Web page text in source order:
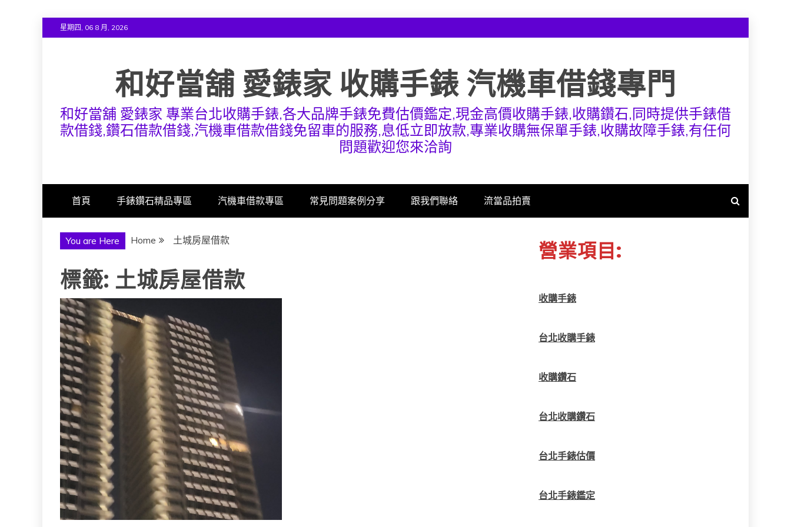
to
星期四, 06 8 月, 2026
和好當舖 愛錶家 收購手錶 汽機車借錢專門
和好當舖 愛錶家 專業台北收購手錶,各大品牌手錶免費估價鑑定,現金高價收購手錶,收購鑽石,同時提供手錶借
款借錢,鑽石借款借錢,汽機車借款借錢免留車的服務,息低立即放款,專業收購無保單手錶,收購故障手錶,有任何
問題歡迎您來洽詢
首頁 手錶鑽石精品專區 汽機車借款專區 常見問題案例分享 跟我們聯絡 流當品拍賣
You are Here Home 土城房屋借款
標籤: 土城房屋借款
營業項目:
收購手錶
台北收購手錶
收購鑽石
台北收購鑽石
台北手錶估價
台北手錶鑑定